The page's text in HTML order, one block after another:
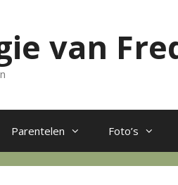
van
Parentelen Foto’s